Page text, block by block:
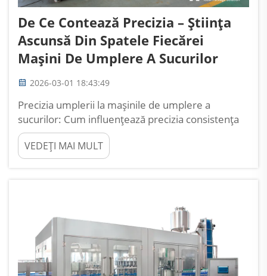
De Ce Contează Precizia – Știința
Ascunsă Din Spatele Fiecărei
Mașini De Umplere A Sucurilor
2026-03-01 18:43:49
Precizia umplerii la mașinile de umplere a
sucurilor: Cum influențează precizia consistența
produselor de suc. De ce o abatere de ±0,5 mL
declanșează respingerea unei serii în liniile
premium de suc. Când producătorii de suc
VEDEȚI MAI MULT